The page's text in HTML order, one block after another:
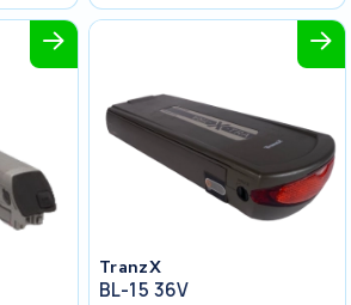
TranzX
BL-15 36V